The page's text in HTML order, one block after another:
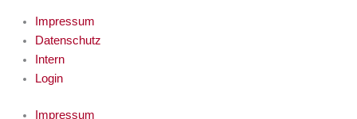
Impressum
Datenschutz
Intern
Login
Impressum